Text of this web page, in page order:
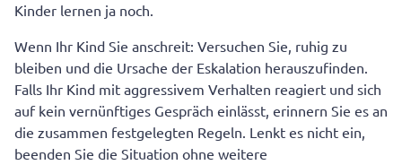
Kinder lernen ja noch.
Wenn Ihr Kind Sie anschreit: Versuchen Sie, ruhig zu
bleiben und die Ursache der Eskalation herauszufinden.
Falls Ihr Kind mit aggressivem Verhalten reagiert und sich
auf kein vernünftiges Gespräch einlässt, erinnern Sie es an
die zusammen festgelegten Regeln. Lenkt es nicht ein,
beenden Sie die Situation ohne weitere